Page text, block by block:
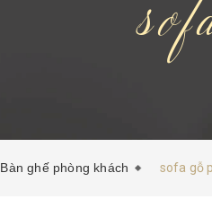
Bàn ghế phòng khách sofa gỗ